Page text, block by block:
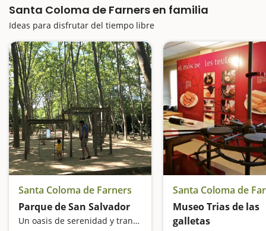
vez es el punto…
Santa Coloma de Farners en familia
Ideas para disfrutar del tiempo libre
Santa Coloma de Farners
Parque de San Salvador
Un oasis de serenidad y tranquilidad
Santa Coloma de
Museo Trias de las
galletas